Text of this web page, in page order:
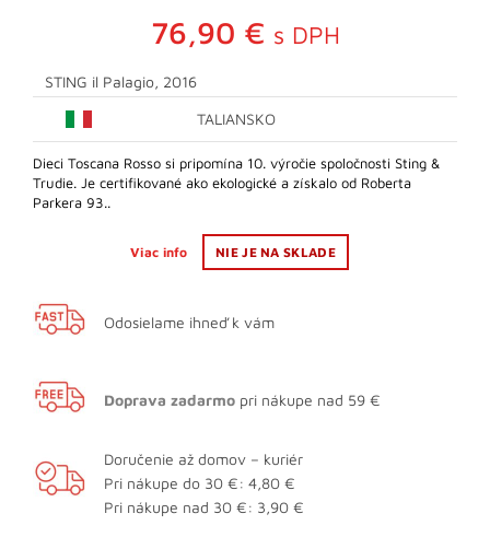
76,90 € s DPH
STING il Palagio, 2016
TALIANSKO
Dieci Toscana Rosso si pripomína 10. výročie spoločnosti Sting &
Trudie. Je certifikované ako ekologické a získalo od Roberta
Parkera 93..
Viac info NIE JE NA SKLADE
Odosielame ihneď k vám
Doprava zadarmo pri nákupe nad 59 €
Doručenie až domov – kuriér
Pri nákupe do 30 €: 4,80 €
Pri nákupe nad 30 €: 3,90 €